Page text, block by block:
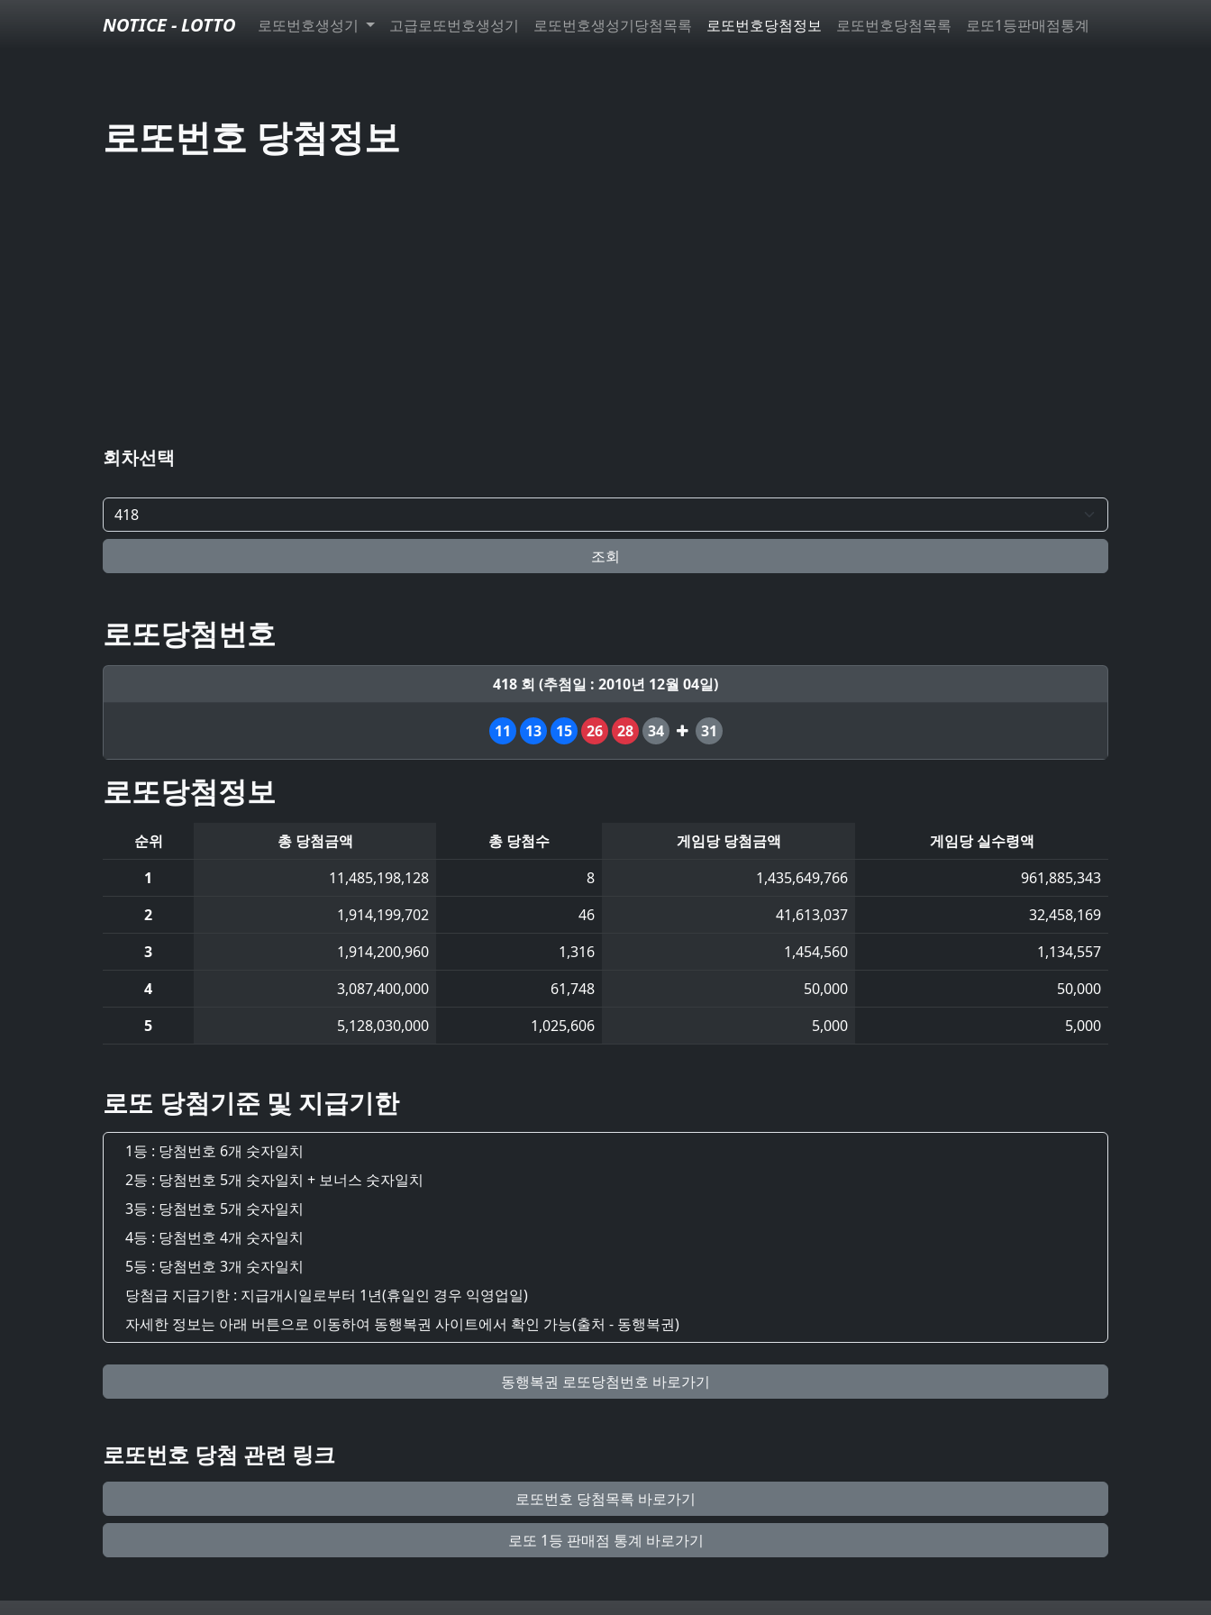
NOTICE - LOTTO 로또번호생성기 고급로또번호생성기 로또번호생성기당첨목록 로또번호당첨정보 로또번호당첨목록 로또1등판매점통계
로또번호 당첨정보
회차선택
조회
로또당첨번호
418 회 (추첨일 : 2010년 12월 04일)
11 13 15 26 28 34 31
로또당첨정보
순위 총 당첨금액 총 당첨수 게임당 당첨금액
게임당 실수령액
1
11,485,198,128 8 1,435,649,766
961,885,343
2
1,914,199,702 46 41,613,037
32,458,169
3
1,914,200,960 1,316 1,454,560
1,134,557
4
3,087,400,000 61,748 50,000
50,000
5
5,128,030,000 1,025,606 5,000 5,000
로또 당첨기준 및 지급기한
1등 : 당첨번호 6개 숫자일치
2등 : 당첨번호 5개 숫자일치 + 보너스 숫자일치
3등 : 당첨번호 5개 숫자일치
4등 : 당첨번호 4개 숫자일치
5등 : 당첨번호 3개 숫자일치
당첨급 지급기한 : 지급개시일로부터 1년(휴일인 경우 익영업일)
자세한 정보는 아래 버튼으로 이동하여 동행복권 사이트에서 확인 가능(출처 - 동행복권)
동행복권 로또당첨번호 바로가기
로또번호 당첨 관련 링크
로또번호 당첨목록 바로가기
로또 1등 판매점 통계 바로가기